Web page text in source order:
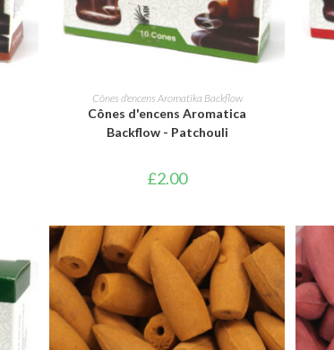
AJOUTER AU PANIER
Cônes d'encens Aromatika Backflow
Cônes d'encens Aromatica
Backflow - Patchouli
£2.00